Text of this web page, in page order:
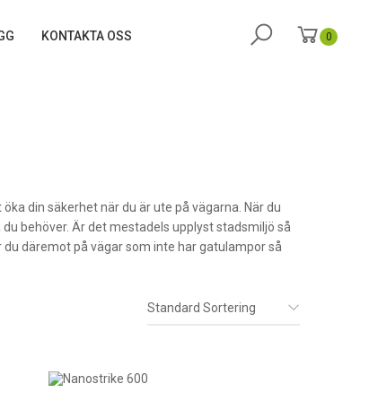
KONTAKTA OSS 0
din säkerhet när du är ute på vägarna. När du
behöver. Är det mestadels upplyst stadsmiljö så
däremot på vägar som inte har gatulampor så
Standard Sortering